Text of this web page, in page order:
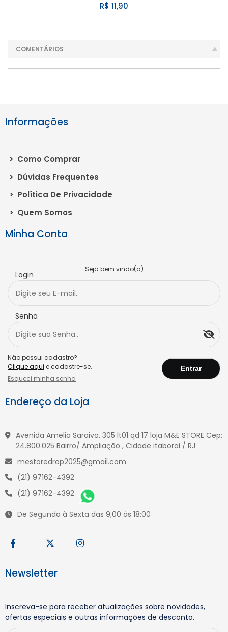
R$ 11,90
COMENTÁRIOS
Informações
> Como Comprar
> Dúvidas Frequentes
> Política De Privacidade
> Quem Somos
Minha Conta
Seja bem vindo(a)
Login
Senha
Não possui cadastro?
Clique aqui e cadastre-se.
Esqueci minha senha
Endereço da Loja
Avenida Amelia Saraiva, 305 lt01 qd 17 loja M&E STORE Cep:
24.800.025 Bairro/ Ampliação , Cidade itaborai / RJ
mestoredrop2025@gmail.com
(21) 97162-4392
(21) 97162-4392
De Segunda à Sexta das 9;00 às 18:00
Newsletter
Inscreva-se para receber atualizações sobre novidades,
ofertas especiais e outras informações de desconto.